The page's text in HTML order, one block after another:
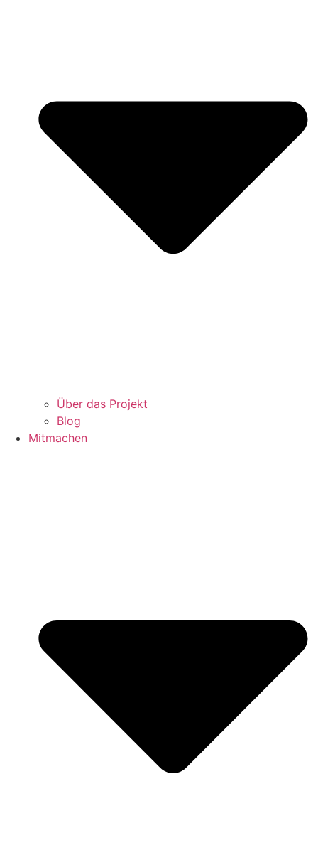
Über das Projekt
Blog
Mitmachen